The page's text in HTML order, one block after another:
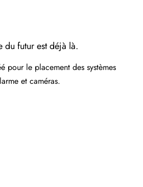
du futur est déjà là.
pour le placement des systèmes
et caméras.